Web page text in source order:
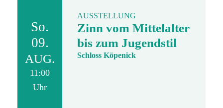
So.
09.
AUG.
11:00
Uhr
AUSSTELLUNG
Zinn vom Mittelalter
bis zum Jugendstil
Schloss Köpenick